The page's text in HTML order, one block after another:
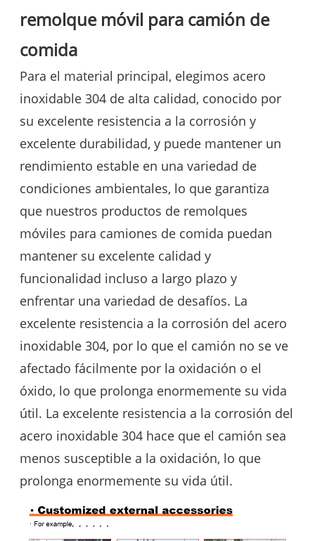
remolque móvil para camión de
comida
Para el material principal, elegimos acero
inoxidable 304 de alta calidad, conocido por
su excelente resistencia a la corrosión y
excelente durabilidad, y puede mantener un
rendimiento estable en una variedad de
condiciones ambientales, lo que garantiza
que nuestros productos de remolques
móviles para camiones de comida puedan
mantener su excelente calidad y
funcionalidad incluso a largo plazo y
enfrentar una variedad de desafíos. La
excelente resistencia a la corrosión del acero
inoxidable 304, por lo que el camión no se ve
afectado fácilmente por la oxidación o el
óxido, lo que prolonga enormemente su vida
útil. La excelente resistencia a la corrosión del
acero inoxidable 304 hace que el camión sea
menos susceptible a la oxidación, lo que
prolonga enormemente su vida útil.